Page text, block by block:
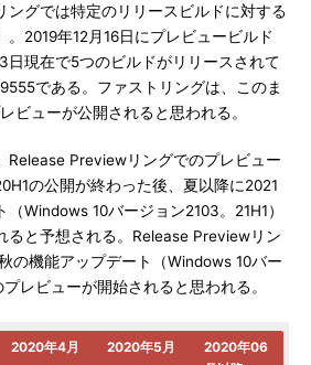
ングでは特定のリリースビルドに対する
。2019年12月16日にプレビュービルド
日現在で5つのビルドがリリースされて
である。ファストリングは、このま
ビューが公開されると思われる。
Previewリングでのプレビュー
の公開が終わった後、夏以降に2021
Windows 10バージョン2103。21H1）
ると予想される。Release Previewリン
の機能アップデート（Windows 10バー
レビューが開始されると思われる。
2020年4月 2020年5月
2020年06